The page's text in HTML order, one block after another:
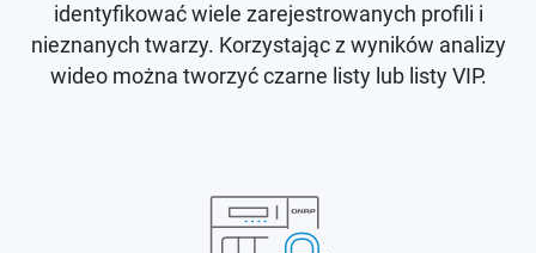
identyfikować wiele zarejestrowanych profili i
nieznanych twarzy. Korzystając z wyników analizy
wideo można tworzyć czarne listy lub listy VIP.